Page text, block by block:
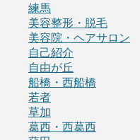
練馬
美容整形・脱毛
美容院・ヘアサロン
自己紹介
自由が丘
船橋・西船橋
若者
草加
葛西・西葛西